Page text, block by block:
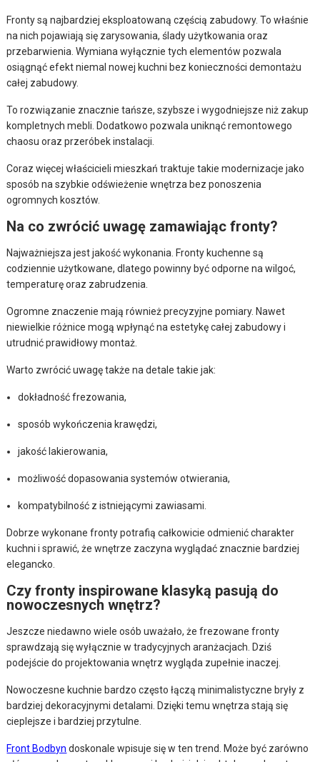
Fronty są najbardziej eksploatowaną częścią zabudowy. To właśnie
na nich pojawiają się zarysowania, ślady użytkowania oraz
przebarwienia. Wymiana wyłącznie tych elementów pozwala
osiągnąć efekt niemal nowej kuchni bez konieczności demontażu
całej zabudowy.
To rozwiązanie znacznie tańsze, szybsze i wygodniejsze niż zakup
kompletnych mebli. Dodatkowo pozwala uniknąć remontowego
chaosu oraz przeróbek instalacji.
Coraz więcej właścicieli mieszkań traktuje takie modernizacje jako
sposób na szybkie odświeżenie wnętrza bez ponoszenia
ogromnych kosztów.
Na co zwrócić uwagę zamawiając fronty?
Najważniejsza jest jakość wykonania. Fronty kuchenne są
codziennie użytkowane, dlatego powinny być odporne na wilgoć,
temperaturę oraz zabrudzenia.
Ogromne znaczenie mają również precyzyjne pomiary. Nawet
niewielkie różnice mogą wpłynąć na estetykę całej zabudowy i
utrudnić prawidłowy montaż.
Warto zwrócić uwagę także na detale takie jak:
dokładność frezowania,
sposób wykończenia krawędzi,
jakość lakierowania,
możliwość dopasowania systemów otwierania,
kompatybilność z istniejącymi zawiasami.
Dobrze wykonane fronty potrafią całkowicie odmienić charakter
kuchni i sprawić, że wnętrze zaczyna wyglądać znacznie bardziej
elegancko.
Czy fronty inspirowane klasyką pasują do
nowoczesnych wnętrz?
Jeszcze niedawno wiele osób uważało, że frezowane fronty
sprawdzają się wyłącznie w tradycyjnych aranżacjach. Dziś
podejście do projektowania wnętrz wygląda zupełnie inaczej.
Nowoczesne kuchnie bardzo często łączą minimalistyczne bryły z
bardziej dekoracyjnymi detalami. Dzięki temu wnętrza stają się
cieplejsze i bardziej przytulne.
Front Bodbyn doskonale wpisuje się w ten trend. Może być zarówno